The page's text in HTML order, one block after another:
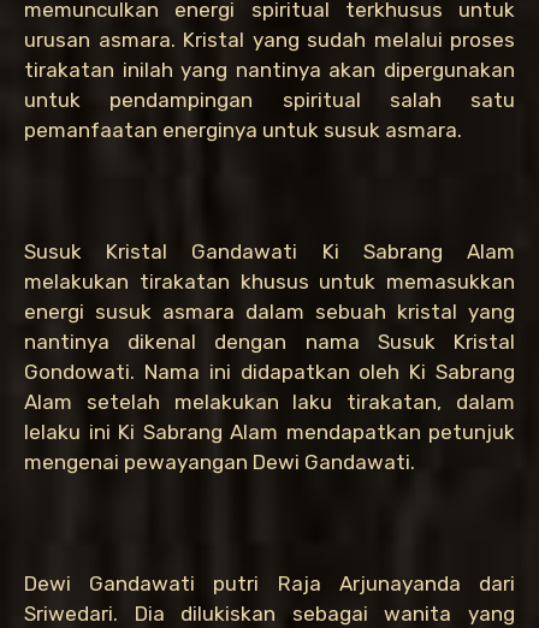
memunculkan energi spiritual terkhusus untuk
urusan asmara. Kristal yang sudah melalui proses
tirakatan inilah yang nantinya akan dipergunakan
untuk pendampingan spiritual salah satu
pemanfaatan energinya untuk susuk asmara.
Susuk Kristal Gandawati Ki Sabrang Alam
melakukan tirakatan khusus untuk memasukkan
energi susuk asmara dalam sebuah kristal yang
nantinya dikenal dengan nama Susuk Kristal
Gondowati. Nama ini didapatkan oleh Ki Sabrang
Alam setelah melakukan laku tirakatan, dalam
lelaku ini Ki Sabrang Alam mendapatkan petunjuk
mengenai pewayangan Dewi Gandawati.
Dewi Gandawati putri Raja Arjunayanda dari
Sriwedari. Dia dilukiskan sebagai wanita yang